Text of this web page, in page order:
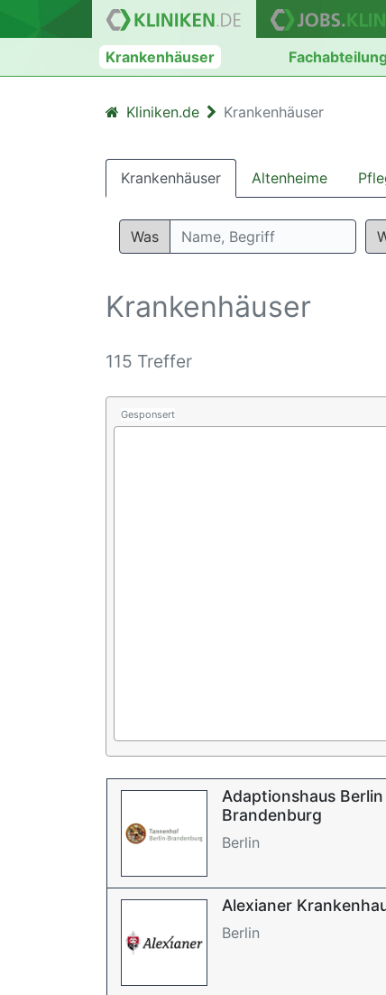
Krankenhäuser
Kliniken.de Krankenhäuser
Krankenhäuser Altenheime
Was
Krankenhäuser
115 Treffer
Gesponsert
Adaptionshaus
Brandenburg
Berlin
Alexianer
Berlin